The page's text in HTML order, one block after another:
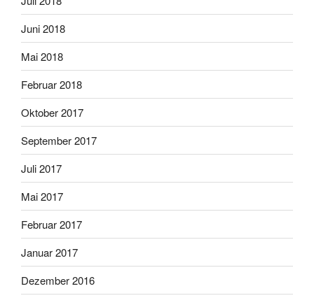
Juni 2018
Mai 2018
Februar 2018
Oktober 2017
September 2017
Juli 2017
Mai 2017
Februar 2017
Januar 2017
Dezember 2016